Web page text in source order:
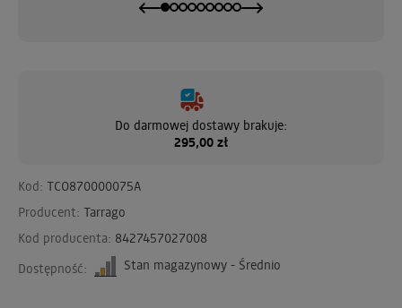
Do darmowej dostawy brakuje:
295,00 zł
Kod: TCO870000075A
Producent: Tarrago
Kod producenta: 8427457027008
Dostępność:
Stan magazynowy - Średnio